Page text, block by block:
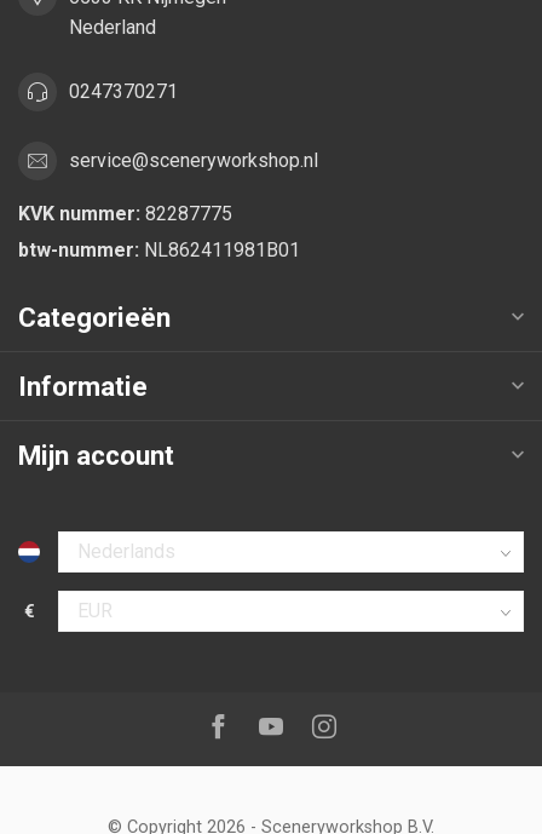
Nederland
0247370271
service@sceneryworkshop.nl
KVK nummer: 82287775
btw-nummer: NL862411981B01
Categorieën
Informatie
Mijn account
Selecteer taal
€
Selecteer valuta
Volg ons op:Facebook
YoutubeInstagram
© Copyright 2026 - Sceneryworkshop B.V.